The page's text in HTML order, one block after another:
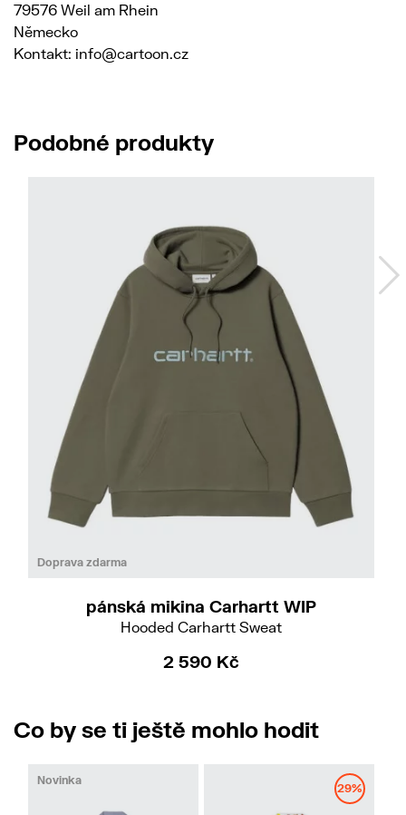
79576 Weil am Rhein
Německo
Kontakt: info@cartoon.cz
Podobné produkty
Doprava zdarma
pánská mikina Carhartt WIP
Hooded Carhartt Sweat
2 590 Kč
Co by se ti ještě mohlo hodit
Novinka
29%